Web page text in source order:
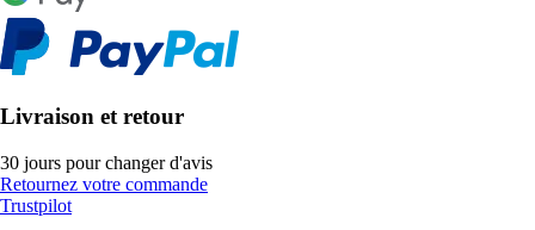
Livraison et retour
30 jours pour changer d'avis
Retournez votre commande
Trustpilot